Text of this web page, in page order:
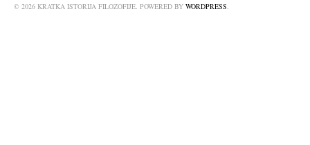
© 2026 KRATKA ISTORIJA FILOZOFIJE. POWERED BY WORDPRESS.